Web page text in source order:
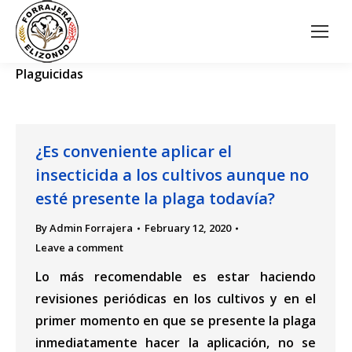
Plaguicidas
¿Es conveniente aplicar el
insecticida a los cultivos aunque no
esté presente la plaga todavía?
ByAdmin Forrajera
February 12, 2020
Leave a comment
Lo más recomendable es estar haciendo
revisiones periódicas en los cultivos y en el
primer momento en que se presente la plaga
inmediatamente hacer la aplicación, no se